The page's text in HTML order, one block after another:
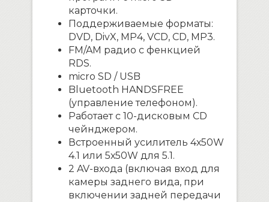
карточки.
Поддерживаемые форматы:
DVD, DivX, MP4, VCD, CD, MP3.
FM/AM радио с фенкцией
RDS.
micro SD / USB
Bluetooth HANDSFREE
(управление телефоном).
Работает с 10-дисковым CD
чейнджером.
Встроенный усилитель 4х50W
4.1 или 5х50W для 5.1.
2 AV-входа (включая вход для
камеры заднего вида, при
включении задней передачи